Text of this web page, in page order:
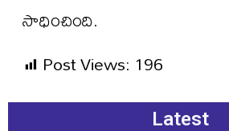
సాధించింది.
Post Views: 196
Latest